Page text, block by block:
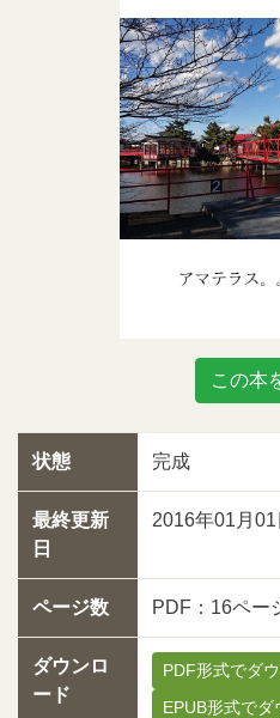
この本
状態 完成
最終更新
日
2016年01月01
ページ数 PDF：16ペー
ダウンロ
ード
PDF形式でダ
EPUB形式でダ